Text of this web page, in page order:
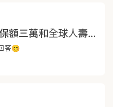
劃的項目還有缺少甚麼項目
，有辦法承擔風險嗎?還是
自己職等比較高，骨折險的費
***也需要考量後期保費增加
薦哪樣商品，理賠項目有差
，有沒有考慮到的風險嗎 (五)
10歲男童 三商AMRR保額三萬和全球人壽傷害保額醫療保險金附加條款3萬，請問那一種保障比較好，三商DHIR保額1000和全球人壽個人傷害住院日額保險給付附加條款1000，這兩種哪一個理賠方案比較好？
答😊